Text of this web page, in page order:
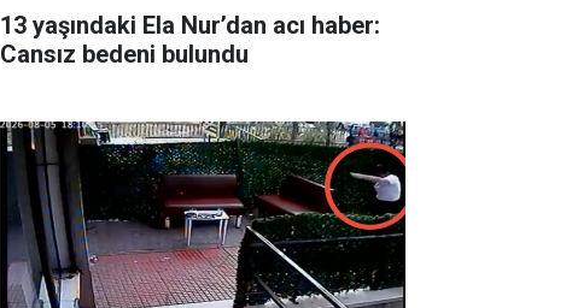
13 yaşındaki Ela Nur’dan acı haber:
Cansız bedeni bulundu